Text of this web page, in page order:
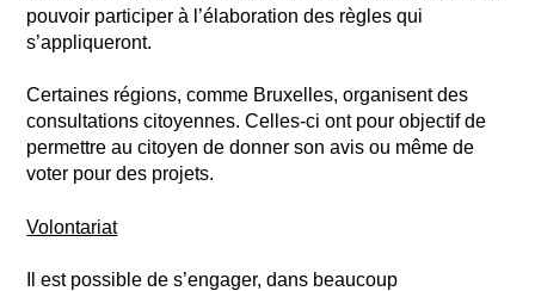
pouvoir participer à l’élaboration des règles qui
s’appliqueront.
Certaines régions, comme Bruxelles, organisent des
consultations citoyennes. Celles-ci ont pour objectif de
permettre au citoyen de donner son avis ou même de
voter pour des projets.
Volontariat
Il est possible de s’engager, dans beaucoup